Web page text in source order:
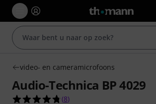
video- en cameramicrofoons
Audio-Technica BP 4029
4.8 van de 5 sterren van 8
(8)